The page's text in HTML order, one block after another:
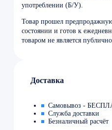
употреблении (Б/У).
Товар прошел
состоянии и готов к
товаром не является
Доставка
Самовывоз -
Служба доставки
Безналичный расчёт